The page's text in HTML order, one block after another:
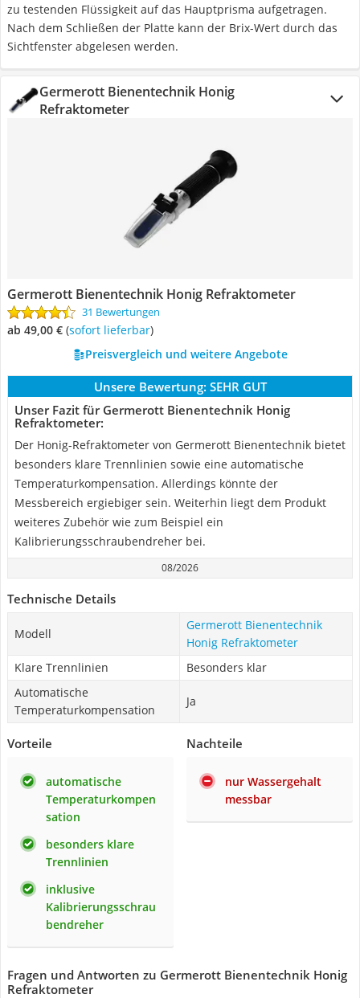
zu testenden Flüssigkeit auf das Hauptprisma aufgetragen.
Nach dem Schließen der Platte kann der Brix-Wert durch das
Sichtfenster abgelesen werden.
Germerott Bienentechnik Honig
Refraktometer
Germerott Bienentechnik Honig Refraktometer
31 Bewertungen
ab 49,00 € ( Sofort lieferbar)
Preisvergleich und weitere Angebote
Unsere Bewertung: SEHR GUT
Unser Fazit für Germerott Bienentechnik Honig
Refraktometer:
Der Honig-Refraktometer von Germerott Bienentechnik bietet
besonders klare Trennlinien sowie eine automatische
Temperaturkompensation. Allerdings könnte der
Messbereich ergiebiger sein. Weiterhin liegt dem Produkt
weiteres Zubehör wie zum Beispiel ein
Kalibrierungsschraubendreher bei.
08/2026
Technische Details
Modell
Germerott Bienentechnik
Honig Refraktometer
Klare Trennlinien
Besonders klar
Automatische
Temperaturkompensation
Ja
Vorteile
automatische
Temperaturkompen
sation
besonders klare
Trennlinien
inklusive
Kalibrierungsschrau
bendreher
Nachteile
nur Wassergehalt
messbar
Fragen und Antworten zu Germerott Bienentechnik Honig
Refraktometer